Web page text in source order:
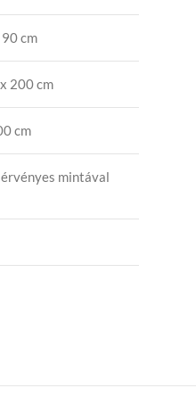
cm
200 cm
cm
mintával